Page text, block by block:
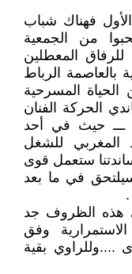
فهناك شباب
من الجمعية
للرفاق المعطلين
بالعاصمة الرباط
المسرحية
الحركة الفنان
ـــ حيث في أحد
المغربي للشغل
ستعمل قوى
في ما بعد
هذه الظروف جد
وفق
....وللراوي بقية